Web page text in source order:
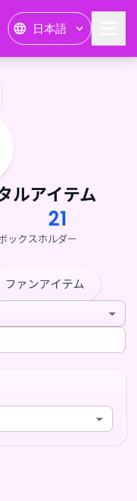
日本語
ルアイテム
ックス
21
ホルダー
ファンアイテム